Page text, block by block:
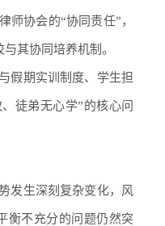
师协会的“协同责任”，
其协同培养机制。
假期实训制度、学生担
徒弟无心学”的核心问
发生深刻复杂变化，风
衡不充分的问题仍然突